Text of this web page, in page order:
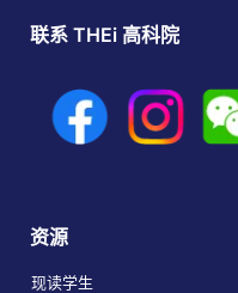
联系 THEi 高科院
资源
现读学生